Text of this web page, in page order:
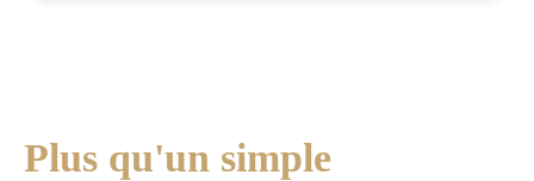
Plus qu'un simple